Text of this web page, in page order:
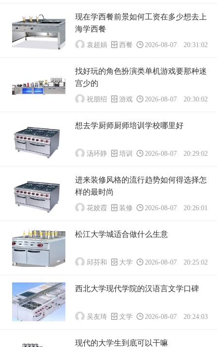
现在学西餐前景如何工资在多少想去上
海学西餐
袁超娟 西餐 2026-08-07 20:31:02
找好玩的角色扮演类单机游戏要那种迷
宫少的
祝朋绍 游戏 2026-08-07 20:30:02
想去学厨师厨师培训学校哪里好
汤环静 培训 2026-08-07 20:29:02
进来装修风格的流行趋势如何得选择怎
样的最时尚
花姣霞 装修 2026-08-07 20:26:01
松江大学城适合做什么生意
邱芬和 大学 2026-08-07 20:25:02
西北大学现代学院的汉语言文学口碑
吴友琦 文学 2026-08-07 20:24:03
现代的大学生到底可以干嘛